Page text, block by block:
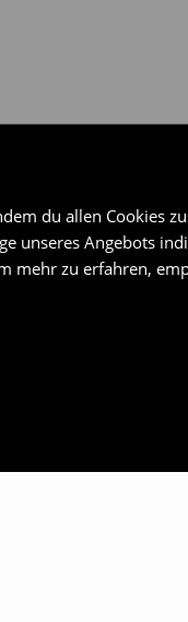
du allen Cookies
unseres Angebots
mehr zu erfahren,